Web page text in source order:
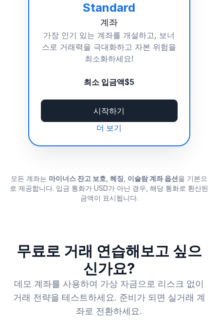
Standard
계좌
가장 인기 있는 계좌를 개설하고, 보너
스로 거래력을 극대화하고 자본 위험을
최소화하세요!
최소 입금액$5
시작하기
더 보기
모든 계좌는 마이너스 잔고 보호 헤징 이슬람 계좌 옵션을 기본으
로 제공합니다. 입금 통화가 USD가 아닌 경우, 해당 통화로 환산된
금액이 표시됩니다.
무료로 거래 연습해보고 싶으
신가요?
데모 계좌를 사용하여 가상 자금으로 리스크 없이
거래 전략을 테스트하세요. 준비가 되면 실거래 계
좌로 전환하세요.